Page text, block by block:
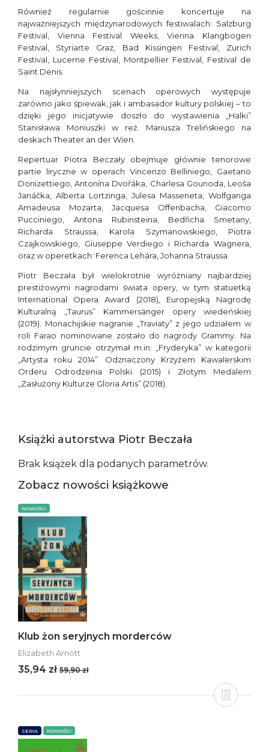
Również regularnie gościnnie koncertuje na
najważniejszych międzynarodowych festiwalach: Salzburg
Festival, Vienna Festival Weeks, Vienna Klangbogen
Festival, Styriarte Graz, Bad Kissingen Festival, Zurich
Festival, Lucerne Festival, Montpellier Festival, Festival de
Saint Denis.
Na najsłynniejszych scenach operowych występuje
zarówno jako śpiewak, jak i ambasador kultury polskiej – to
dzięki jego inicjatywie doszło do wystawienia „Halki”
Stanisława Moniuszki w reż. Mariusza Trelińskiego na
deskach Theater an der Wien.
Repertuar Piotra Beczały obejmuje głównie tenorowe
partie liryczne w operach Vincenzo Belliniego, Gaetano
Donizettiego, Antonína Dvořáka, Charlesa Gounoda, Leoša
Janáčka, Alberta Lortzinga, Julesa Masseneta, Wolfganga
Amadeusa Mozarta, Jacquesa Offenbacha, Giacomo
Pucciniego, Antona Rubinsteina, Bedřicha Smetany,
Richarda Straussa, Karola Szymanowskiego, Piotra
Czajkowskiego, Giuseppe Verdiego i Richarda Wagnera,
oraz w operetkach: Ferenca Lehára, Johanna Straussa.
Piotr Beczała był wielokrotnie wyróżniany najbardziej
prestiżowymi nagrodami świata opery, w tym statuetką
International Opera Award (2018), Europejską Nagrodę
Kulturalną „Taurus” Kammersänger opery wiedeńskiej
(2019). Monachijskie nagranie „Traviaty” z jego udziałem w
roli Farao nominowane zostało do nagrody Grammy. Na
rodzimym gruncie otrzymał m.in. „Fryderyka” w kategorii
„Artysta roku 2014”. Odznaczony Krzyżem Kawalerskim
Orderu Odrodzenia Polski (2015) i Złotym Medalem
„Zasłużony Kulturze Gloria Artis” (2018).
Książki autorstwa Piotr Beczała
Brak książek dla podanych parametrów.
Zobacz nowości książkowe
NOWOŚCI
Klub żon seryjnych morderców
Elizabeth Arnott
35,94 zł 59,90 zł
SERIA NOWOŚCI